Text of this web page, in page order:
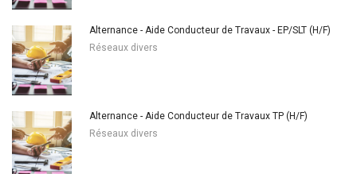
Alternance - Aide Conducteur de Travaux - EP/SLT (H/F)
Réseaux divers
Alternance - Aide Conducteur de Travaux TP (H/F)
Réseaux divers